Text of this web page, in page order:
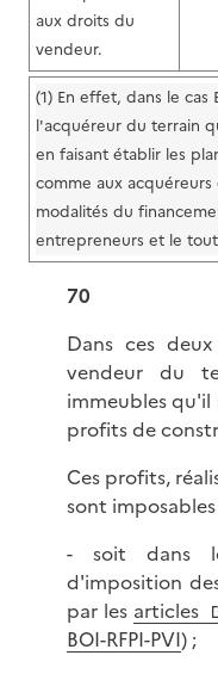
aux droits du
vendeur.
(1) En effet, dans le
l'acquéreur du terrain
en faisant établir les
comme aux
modalités du
entrepreneurs et le
70
Dans ces
vendeur du
immeubles qu'il
profits de
Ces profits,
sont imposables
- soit dans
d'imposition
par les articles
BOI-RFPI-PVI) ;